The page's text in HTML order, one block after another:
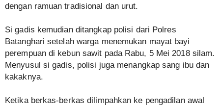
dengan ramuan tradisional dan urut.
Si gadis kemudian ditangkap polisi dari Polres
Batanghari setelah warga menemukan mayat bayi
perempuan di kebun sawit pada Rabu, 5 Mei 2018 silam.
Menyusul si gadis, polisi juga menangkap sang ibu dan
kakaknya.
Ketika berkas-berkas dilimpahkan ke pengadilan awal